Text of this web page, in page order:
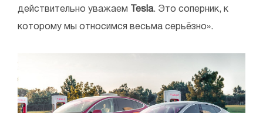
действительно уважаем Tesla. Это соперник, к
которому мы относимся весьма серьёзно».